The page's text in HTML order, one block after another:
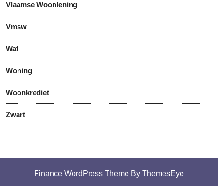
Vlaamse Woonlening
Vmsw
Wat
Woning
Woonkrediet
Zwart
Finance WordPress Theme By ThemesEye